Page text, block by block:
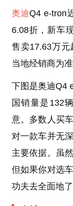
奥迪Q4 e-tron
6.08折，新车
售卖17.63万
当地经销商为准
下图是奥迪Q4
国销量是132
意。多数人买
对一款车并无
主要依据。虽
但如果你对选
功夫去全面地了